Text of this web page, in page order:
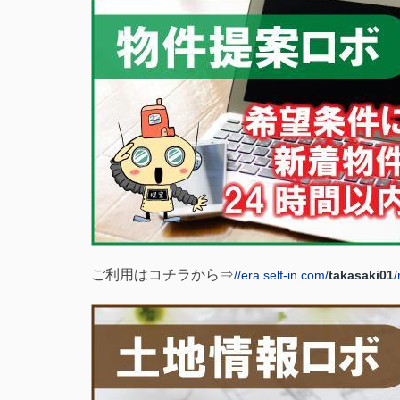
ご利用はコチラから⇒//era.self-in.com/takasaki01/